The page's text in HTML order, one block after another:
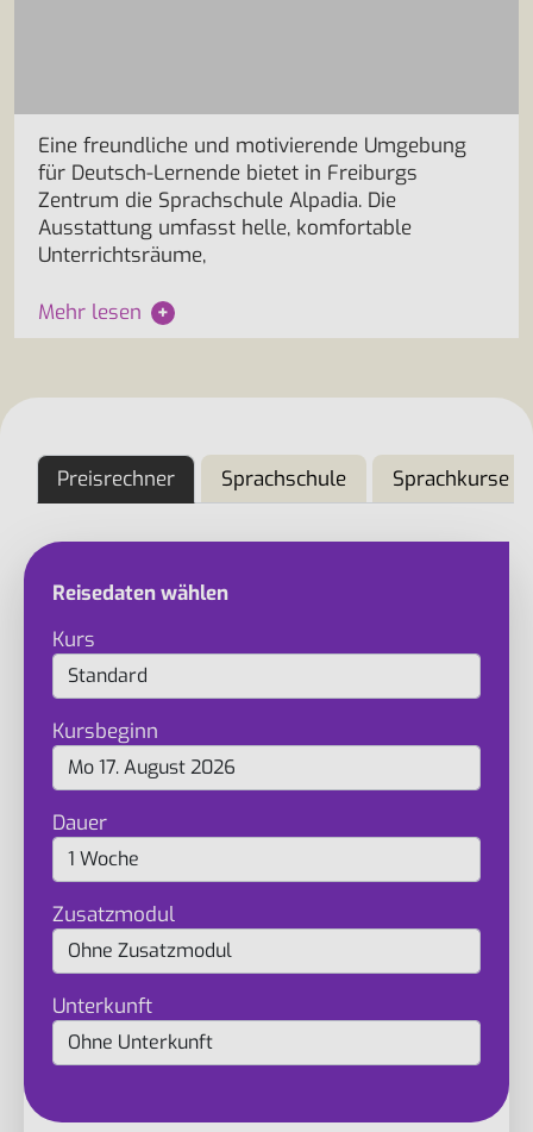
Eine freundliche und motivierende Umgebung
für Deutsch-Lernende bietet in Freiburgs
Zentrum die Sprachschule Alpadia. Die
Ausstattung umfasst helle, komfortable
Unterrichtsräume,
Mehr lesen +
Preisrechner Sprachschule Sprachkurse
Reisedaten wählen
Kurs
Kursbeginn
Dauer
Zusatzmodul
Unterkunft